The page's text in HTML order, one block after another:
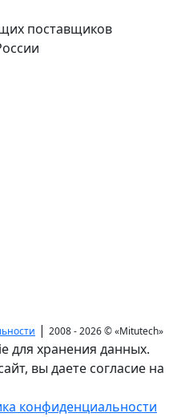
поставщиков
| 2008 - 2026 ©«Mitutech»
для хранения данных.
вы даете согласие на
конфиденциальности